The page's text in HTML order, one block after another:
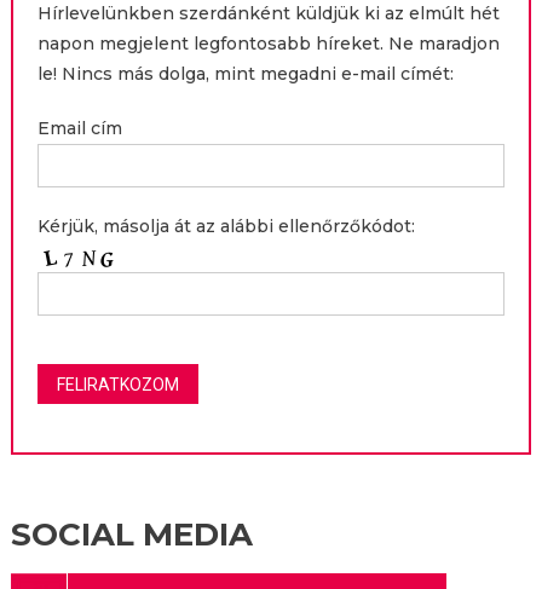
Hírlevelünkben szerdánként küldjük ki az elmúlt hét
napon megjelent legfontosabb híreket. Ne maradjon
le! Nincs más dolga, mint megadni e-mail címét:
Email cím
Kérjük, másolja át az alábbi ellenőrzőkódot:
SOCIAL MEDIA